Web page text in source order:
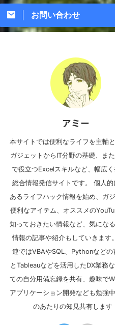
お問い合わせ
アミー
本サイトでは便利なライフを主軸
ガジェットからIT分野の基礎、ま
で役立つExcelスキルなど、幅広
総合情報発信サイトです。 個人的
あるライフハック情報を始め、ガ
便利なアイテム、オススメの
知っておきたい情報など、気にな
情報の記事や紹介もしていきます
連ではVBAやSQL、Pythonなどの
とTableauなどを活用したDX業務
ての自分用備忘録を共有、趣味で
アプリケーション開発なども勉強
のあたりの知見共有します